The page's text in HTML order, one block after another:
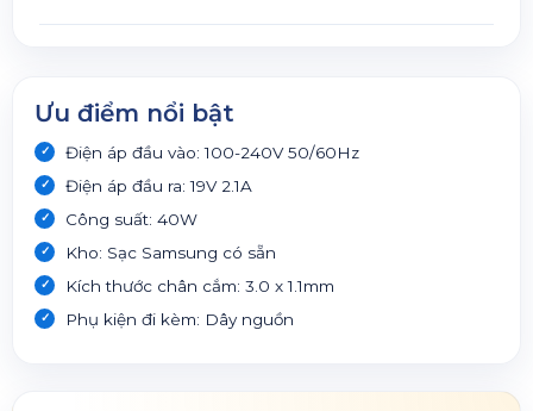
Ưu điểm nổi bật
Điện áp đầu vào: 100-240V 50/60Hz
Điện áp đầu ra: 19V 2.1A
Công suất: 40W
Kho: Sạc Samsung có sẵn
Kích thước chân cắm: 3.0 x 1.1mm
Phụ kiện đi kèm: Dây nguồn